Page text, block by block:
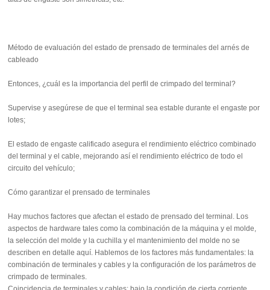
Método de evaluación del estado de prensado de terminales del arnés de
cableado
Entonces, ¿cuál es la importancia del perfil de crimpado del terminal?
Supervise y asegúrese de que el terminal sea estable durante el engaste por
lotes;
El estado de engaste calificado asegura el rendimiento eléctrico combinado
del terminal y el cable, mejorando así el rendimiento eléctrico de todo el
circuito del vehículo;
Cómo garantizar el prensado de terminales
Hay muchos factores que afectan el estado de prensado del terminal. Los
aspectos de hardware tales como la combinación de la máquina y el molde,
la selección del molde y la cuchilla y el mantenimiento del molde no se
describen en detalle aquí. Hablemos de los factores más fundamentales: la
combinación de terminales y cables y la configuración de los parámetros de
crimpado de terminales.